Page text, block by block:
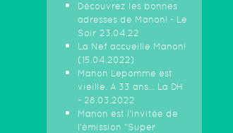
Découvrez les bonnes
adresses de Manon! - Le
Soir 23.04.22
La Nef accueille Manon!
(15.04.2022)
Manon Lepomme est
vieille. A 33 ans… La DH
- 28.03.2022
Manon est l'invitée de
l'émission "Super